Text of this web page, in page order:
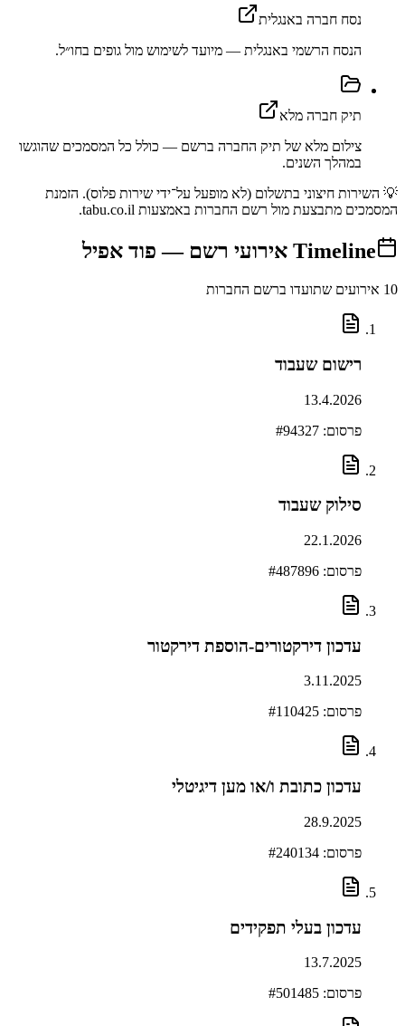
נסח חברה באנגלית
הנסח הרשמי באנגלית — מיועד לשימוש מול גופים בחו״ל.
תיק חברה מלא
צילום מלא של תיק החברה ברשם — כולל כל המסמכים שהוגשו
במהלך השנים.
💡 השירות חיצוני בתשלום (לא מופעל על־ידי שירות פלוס). הזמנת
המסמכים מתבצעת מול רשם החברות באמצעות tabu.co.il.
Timeline אירועי רשם — פוד אפיל
10 אירועים שתועדו ברשם החברות
רישום שעבוד
13.4.2026
פרסום: # 94327
סילוק שעבוד
22.1.2026
פרסום: # 487896
עדכון דירקטורים-הוספת דירקטור
3.11.2025
פרסום: # 110425
עדכון כתובת ו/או מען דיגיטלי
28.9.2025
פרסום: # 240134
עדכון בעלי תפקידים
13.7.2025
פרסום: # 501485